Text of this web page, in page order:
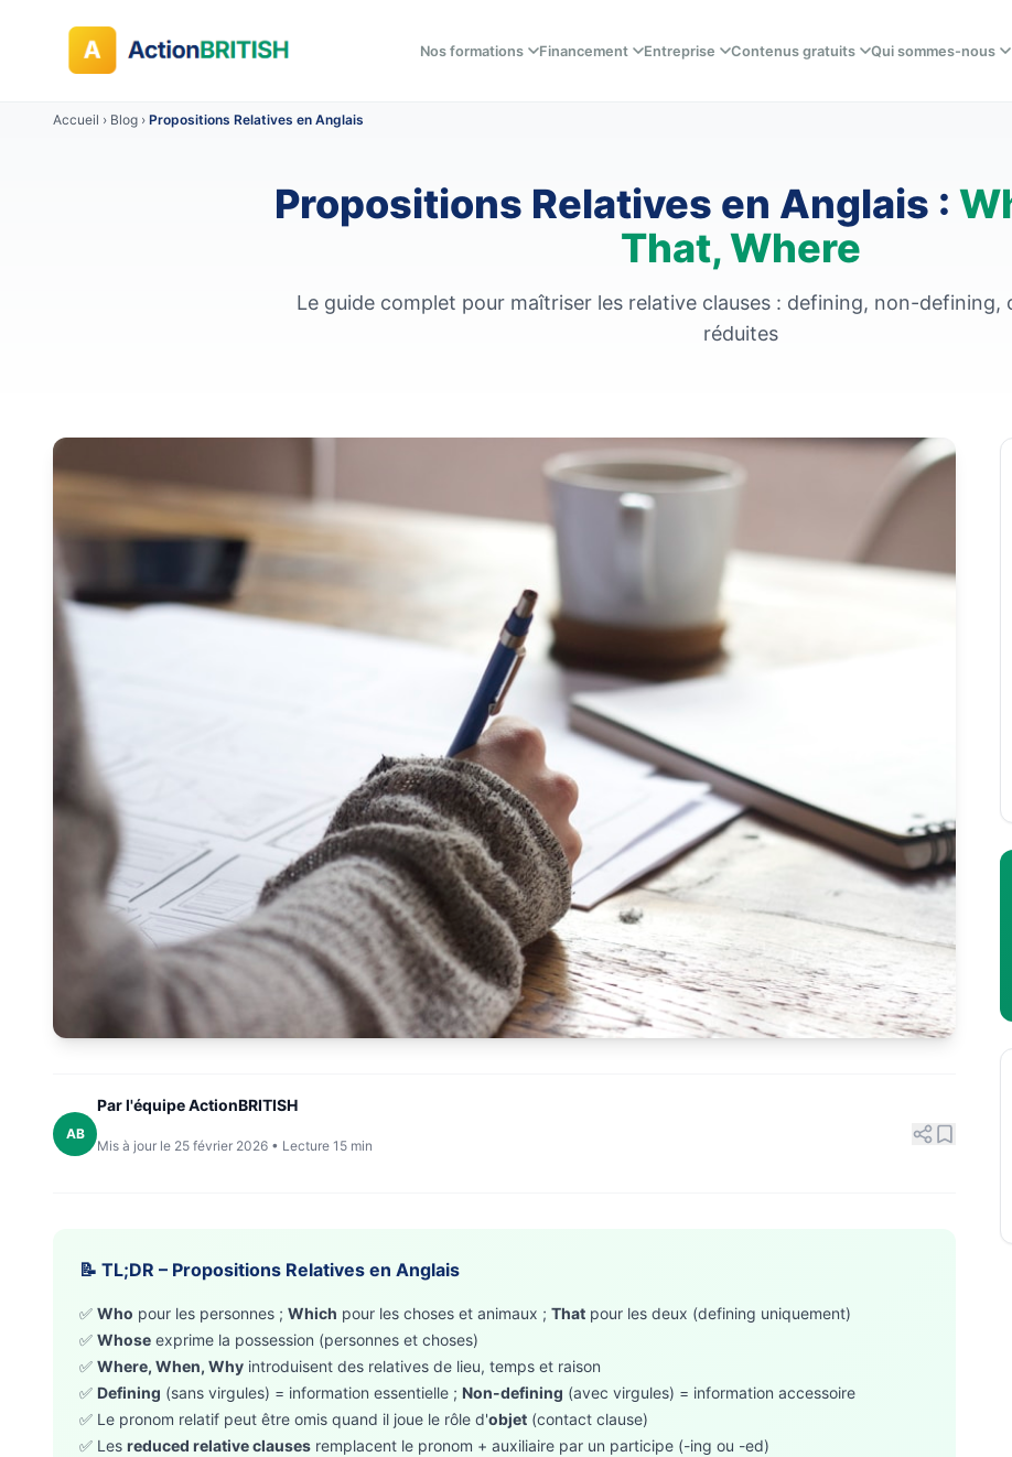
Nos formations Financement Entreprise Contenus gratuits Qui sommes-nous
Accueil › Blog › Propositions Relatives en Anglais
Propositions Relatives en Anglais :
That, Where
Le guide complet pour maîtriser les relative clauses : defining, non-defining,
réduites
AB
Par l'équipe ActionBRITISH
Mis à jour le 25 février 2026 • Lecture 15 min
📝 TL;DR – Propositions Relatives en Anglais
✅ Who pour les personnes ; Which pour les choses et animaux ; That pour les deux (defining uniquement)
✅ Whose exprime la possession (personnes et choses)
✅ Where, When, Why introduisent des relatives de lieu, temps et raison
✅ Defining (sans virgules) = information essentielle ; Non-defining (avec virgules) = information accessoire
✅ Le pronom relatif peut être omis quand il joue le rôle d'objet (contact clause)
✅ Les reduced relative clauses remplacent le pronom + auxiliaire par un participe (-ing ou -ed)